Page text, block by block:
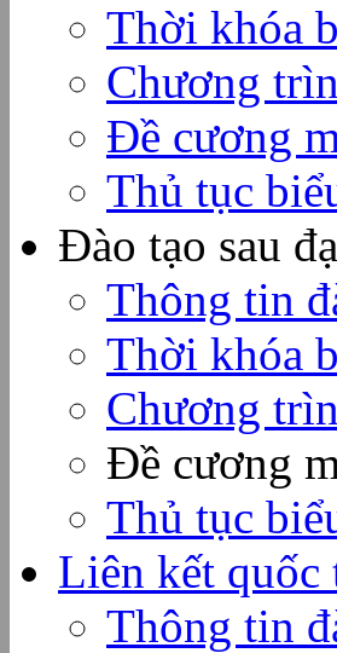
Thời khóa
Chương
Đề cương
Thủ tục
Đào tạo sau
Thông tin
Thời khóa
Chương
Đề cương
Thủ tục
Liên kết quốc
Thông tin